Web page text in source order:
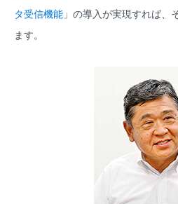
タ受信機能 」の導入が実現すれば、
ます。